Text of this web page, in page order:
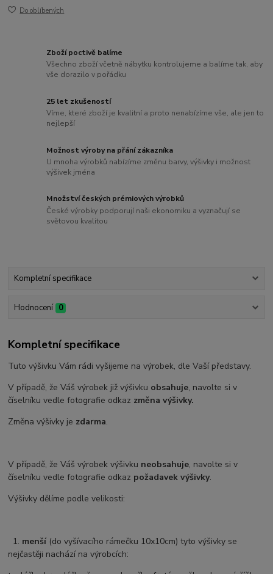
Do oblíbených
Zboží poctivě balíme
Všechno zboží včetně nábytku kontrolujeme a balíme tak, aby
vše dorazilo v pořádku
25 let zkušeností
Víme, které zboží je kvalitní a proto nenabízíme vše, ale jen to
nejlepší
Možnost výroby na přání zákazníka
U mnoha výrobků nabízíme změnu barvy, výšivky i možnost
výšivek jména
Množství českých prémiových výrobků
České výrobky podporují naši ekonomiku a vyznačují se
světovou kvalitou
Kompletní specifikace
Hodnocení 0
Kompletní specifikace
Tuto výšivku Vám rádi vyšijeme na výrobek, dle Vaší představy.
V případě, že Váš výrobek již výšivku obsahuje, navolte si v
číselníku vedle fotografie odkaz změna výšivky.
Změna výšivky je zdarma.
V případě, že Váš výrobek výšivku neobsahuje, navolte si v
číselníku vedle fotografie odkaz požadavek výšivky.
Výšivky dělíme podle velikosti:
1. menší (do vyšívacího rámečku 10x10cm) tyto výšivky se
nejčastěji nachází na výrobcích: